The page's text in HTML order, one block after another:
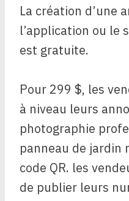
La création d’une
l’application ou le
est gratuite.
Pour 299 $, les
à niveau leurs
photographie
panneau de jardin
code QR. les
de publier leurs